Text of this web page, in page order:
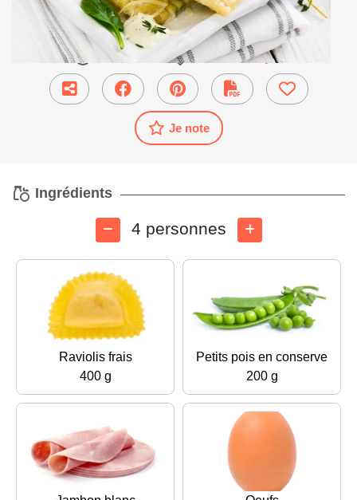
40 min Plat Principal
Je note
Ingrédients
4 personnes
Raviolis frais
400 g
Petits pois en conserve
200 g